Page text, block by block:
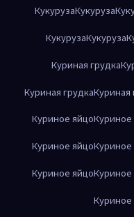
КукурузаКукуруза
КукурузаКукуруза
Куриная грудка
Куриная грудкаКуриная
Куриное яйцоКуриное
Куриное яйцоКуриное
Куриное яйцоКуриное
Куриное